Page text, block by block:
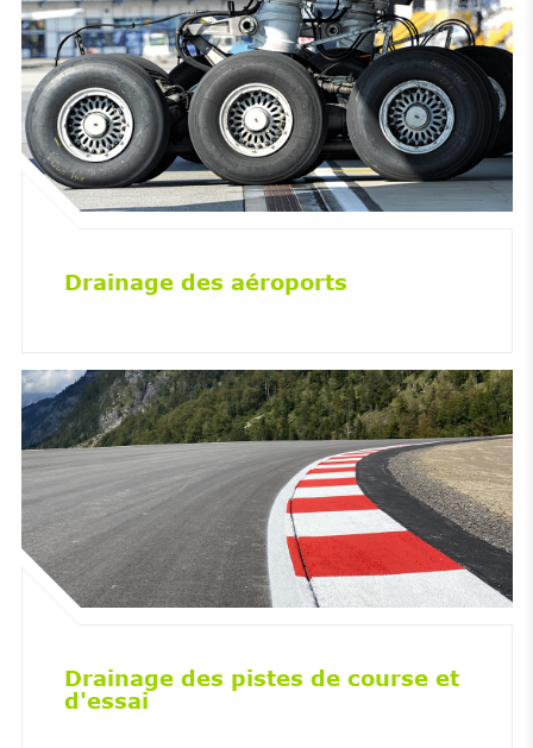
Drainage des aéroports
Drainage des pistes de course et
d'essai